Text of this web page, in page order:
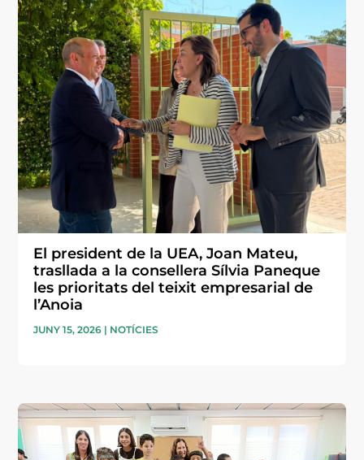
El president de la UEA, Joan Mateu,
trasllada a la consellera Sílvia Paneque
les prioritats del teixit empresarial de
l’Anoia
JUNY 15, 2026 | NOTÍCIES